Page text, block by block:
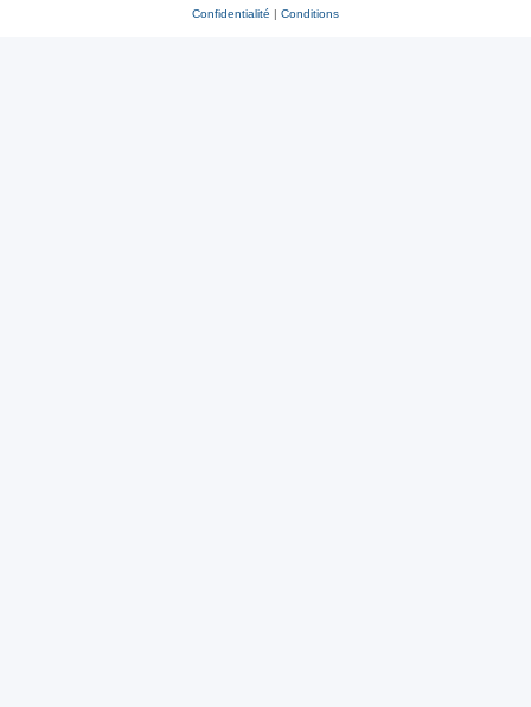
Confidentialité | Conditions